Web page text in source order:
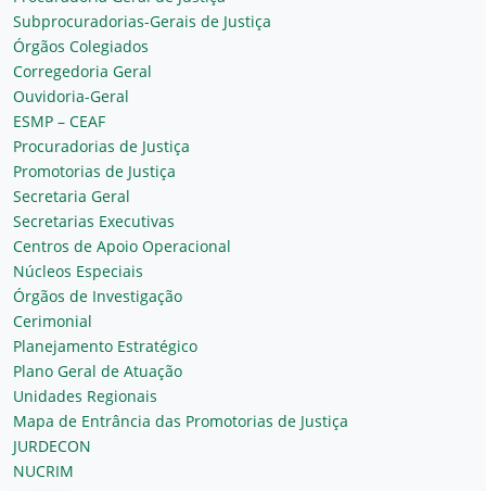
Subprocuradorias-Gerais de Justiça
Órgãos Colegiados
Corregedoria Geral
Ouvidoria-Geral
ESMP – CEAF
Procuradorias de Justiça
Promotorias de Justiça
Secretaria Geral
Secretarias Executivas
Centros de Apoio Operacional
Núcleos Especiais
Órgãos de Investigação
Cerimonial
Planejamento Estratégico
Plano Geral de Atuação
Unidades Regionais
Mapa de Entrância das Promotorias de Justiça
JURDECON
NUCRIM